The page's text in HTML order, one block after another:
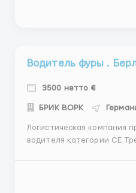
Power поможем с
Водитель фуры .
3500 нетто €
БРИК ВОРК
Логистическая компания
водителя категории СЕ Требования: права
грузовые перевозки из